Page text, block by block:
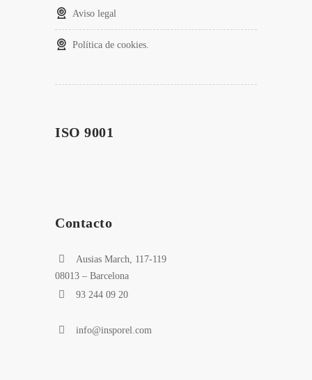
Aviso legal
Política de cookies.
ISO 9001
Contacto
Ausias March, 117-119
08013 – Barcelona
93 244 09 20
info@insporel.com